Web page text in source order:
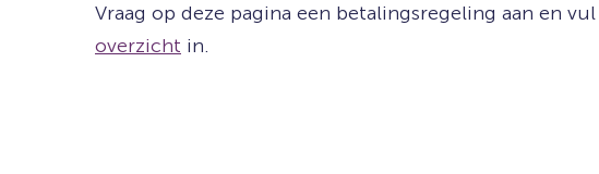
Vraag op deze pagina een betalingsregeling aan en
overzicht in.